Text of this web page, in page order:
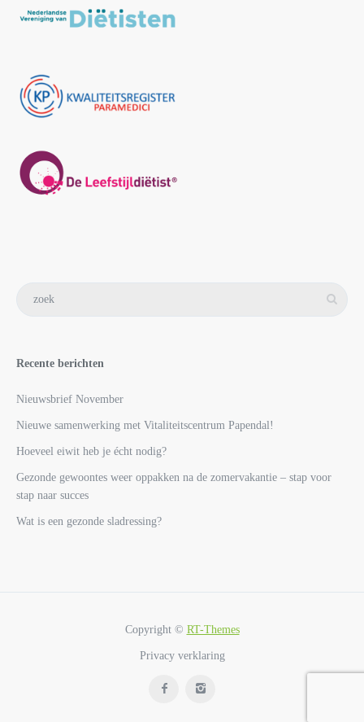
Recente berichten
Nieuwsbrief November
Nieuwe samenwerking met Vitaliteitscentrum Papendal!
Hoeveel eiwit heb je écht nodig?
Gezonde gewoontes weer oppakken na de zomervakantie – stap voor
stap naar succes
Wat is een gezonde sladressing?
Copyright © RT-Themes
Privacy verklaring